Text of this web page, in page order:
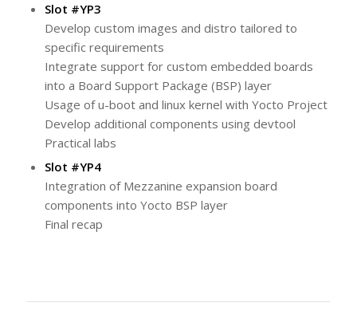
Slot #YP3
Develop custom images and distro tailored to
specific requirements
Integrate support for custom embedded boards
into a Board Support Package (BSP) layer
Usage of u-boot and linux kernel with Yocto Project
Develop additional components using devtool
Practical labs
Slot #YP4
Integration of Mezzanine expansion board
components into Yocto BSP layer
Final recap